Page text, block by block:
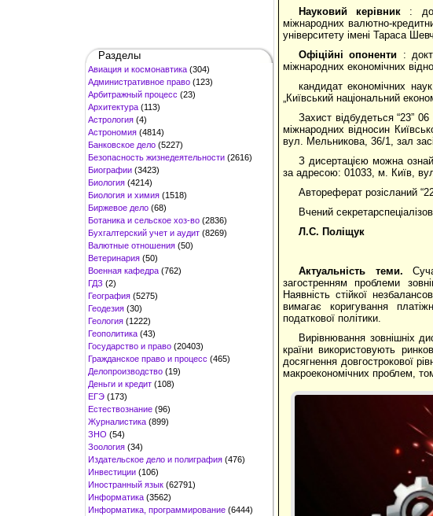
Разделы
Авиация и космонавтика (304)
Административное право (123)
Арбитражный процесс (23)
Архитектура (113)
Астрология (4)
Астрономия (4814)
Банковское дело (5227)
Безопасность жизнедеятельности (2616)
Биографии (3423)
Биология (4214)
Биология и химия (1518)
Биржевое дело (68)
Ботаника и сельское хоз-во (2836)
Бухгалтерский учет и аудит (8269)
Валютные отношения (50)
Ветеринария (50)
Военная кафедра (762)
ГДЗ (2)
География (5275)
Геодезия (30)
Геология (1222)
Геополитика (43)
Государство и право (20403)
Гражданское право и процесс (465)
Делопроизводство (19)
Деньги и кредит (108)
ЕГЭ (173)
Естествознание (96)
Журналистика (899)
ЗНО (54)
Зоология (34)
Издательское дело и полиграфия (476)
Инвестиции (106)
Иностранный язык (62791)
Информатика (3562)
Информатика, программирование (6444)
Науковий керівник :
міжнародних валютно-
університету імені Тараса
Офіційні опоненти :
міжнародних економічних
кандидат економічних
„Київський національний
Захист відбудеться “23” 06
міжнародних відносин
вул. Мельникова, 36/1, зал
З дисертацією можна
за адресою: 01033, м. Київ,
Автореферат розісланий
Вчений
Л.С. Поліщук
Актуальність теми.
загостренням проблеми
Наявність стійкої
вимагає коригування
податкової політики.
Вирівнювання зовнішніх
країни використовують
досягнення довгострокової
макроекономічних проблем,